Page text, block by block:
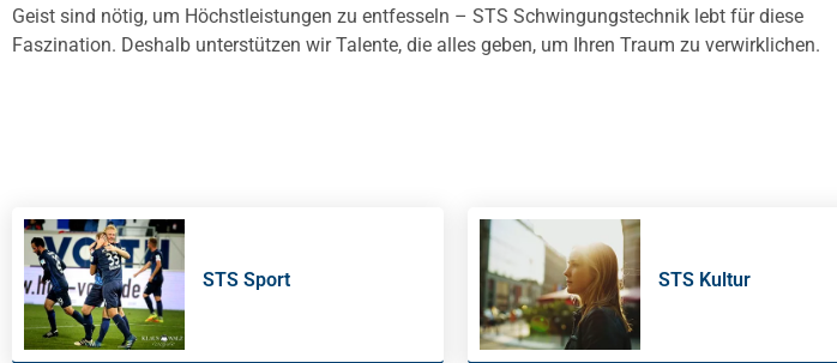
Geist sind nötig, um Höchstleistungen zu entfesseln – STS Schwingungstechnik lebt für diese
Faszination. Deshalb unterstützen wir Talente, die alles geben, um Ihren Traum zu verwirklichen.
STS Sport STS Kultur